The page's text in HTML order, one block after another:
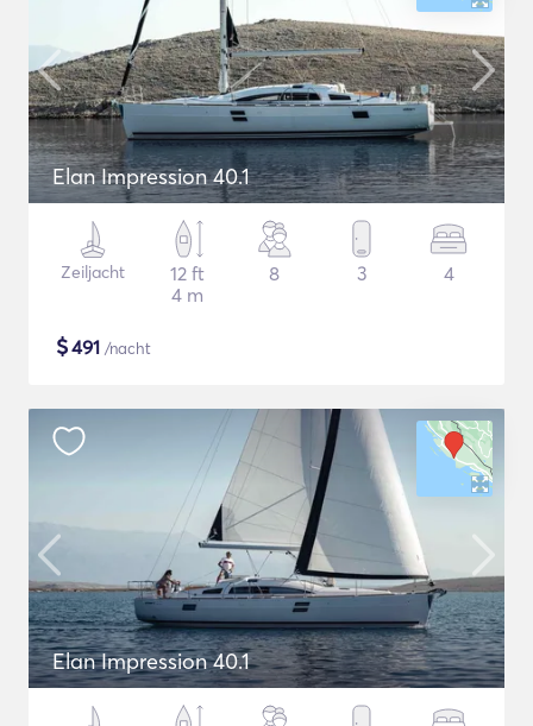
Elan Impression 40.1
Zeiljacht
12 ft
4 m
8 3 4
$491 /nacht
Elan Impression 40.1